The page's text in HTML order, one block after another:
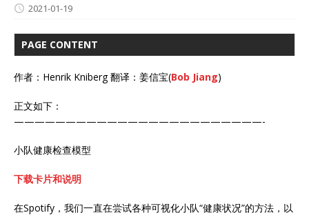
2021-01-19
PAGE CONTENT
作者：Henrik Kniberg 翻译：姜信宝(Bob Jiang)
正文如下：
————————————————————————-
小队健康检查模型
下载卡片和说明
在Spotify，我们一直在尝试各种可视化小队“健康状况”的方法，以